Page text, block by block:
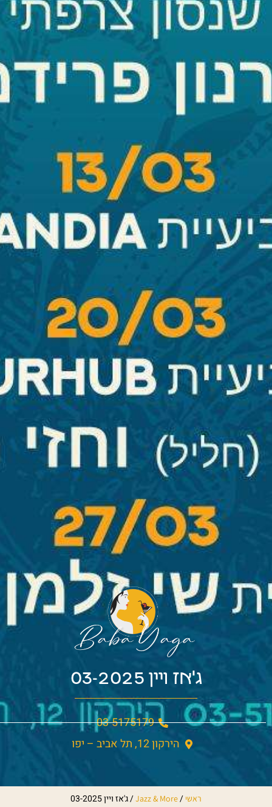
ג'אז ויין 03-2025
03-5175179
הירקון 12, תל אביב – יפו
ראשי /
Jazz & More
/ג'אז ויין 03-2025